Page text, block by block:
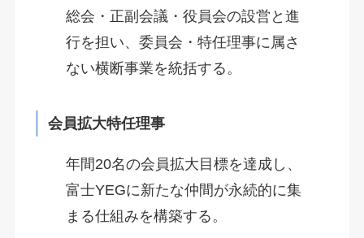
総会・正副会議・役員会の設営と進
行を担い、委員会・特任理事に属さ
ない横断事業を統括する。
会員拡大特任理事
年間20名の会員拡大目標を達成し、
富士YEGに新たな仲間が永続的に集
まる仕組みを構築する。